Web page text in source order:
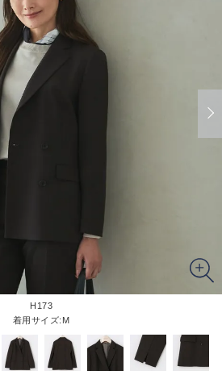
H173
着用サイズ:M